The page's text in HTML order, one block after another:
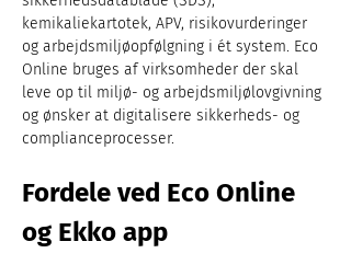
kemikaliekartotek, APV, risikovurderinger
og arbejdsmiljøopfølgning i ét system. Eco
Online bruges af virksomheder der skal
leve op til miljø- og arbejdsmiljølovgivning
og ønsker at digitalisere sikkerheds- og
complianceprocesser.
Fordele ved Eco Online
og Ekko app